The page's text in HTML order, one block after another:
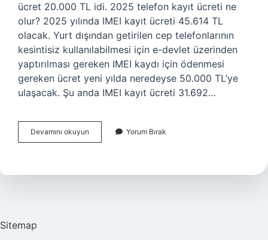
ücret 20.000 TL idi. 2025 telefon kayıt ücreti ne
olur? 2025 yılında IMEI kayıt ücreti 45.614 TL
olacak. Yurt dışından getirilen cep telefonlarının
kesintisiz kullanılabilmesi için e-devlet üzerinden
yaptırılması gereken IMEI kaydı için ödenmesi
gereken ücret yeni yılda neredeyse 50.000 TL’ye
ulaşacak. Şu anda IMEI kayıt ücreti 31.692…
Devamını okuyun
Telefonu
Kadar
Yorum Bırak
Sitemap